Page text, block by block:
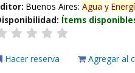
Buenos Aires:Agua y
Ítems
Hacer reserva Agregar al